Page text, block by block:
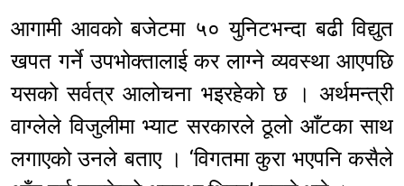
आगामी आवको बजेटमा ५० युनिटभन्दा बढी विद्युत
खपत गर्ने उपभोक्तालाई कर लाग्ने व्यवस्था आएपछि
यसको सर्वत्र आलोचना भइरहेको छ । अर्थमन्त्री
वाग्लेले विजुलीमा भ्याट सरकारले ठूलो आँटका साथ
लगाएको उनले बताए । ‘विगतमा कुरा भएपनि कसैले